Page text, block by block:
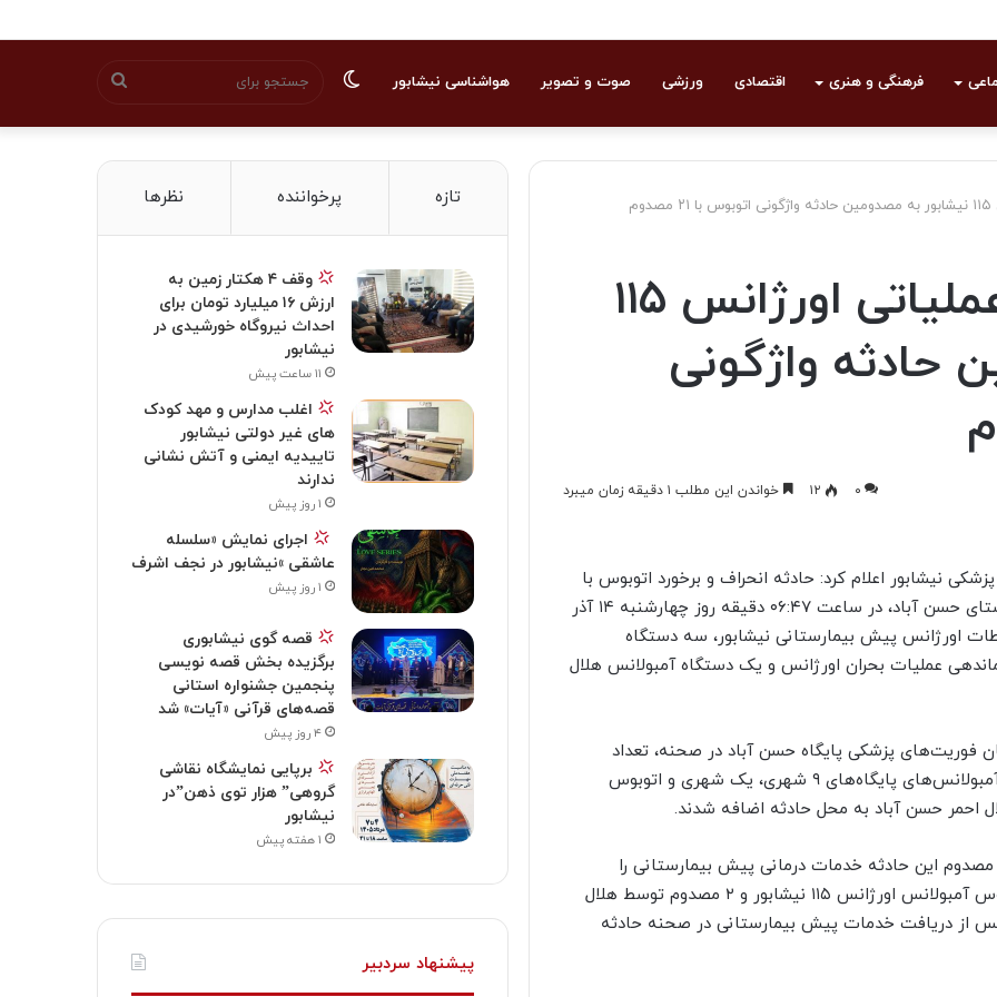
فرهنگی و هنری اقتصادی ورزشی صوت و تصویر هواشناسی نیشابور
برای
تغییر
امدادرسانی تیم عملیاتی اورژانس ۱۱۵
حادثه واژگونی
۰ ۱۲ خواندن این مطلب ۱ دقیقه زمان میبرد
نیشابور اعلام کرد: حادثه انحراف و برخورد اتوبوس با
تپه خاک در محور نیشابور به سبزوار، در محدوده روستای حسن آباد، در ساعت ۰۶:۴۷ دقیقه روز چهارشنبه ۱۴ آذر
اورژانس پیش بیمارستانی نیشابور، سه دستگاه
عملیات بحران اورژانس و یک دستگاه آمبولانس هلال
پزشکی پایگاه حسن آباد در صحنه، تعداد
مصدومان این حادثه ۲۲ نفر ارزیابی گردید. بلافاصله آمبولانس‌های پایگاه‌های ۹ شهری، یک شهری و اتوبوس
مرکز مدیریت حوادث دانشگاه گفت: تمامی ۲۲ مصدوم این حادثه خدمات درمانی پیش بیمارستانی را
دریافت نمودند. ۱۹ مصدوم توسط آمبولانس‌ها و اتوبوس آمبولانس اورژانس ۱۱۵ نیشابور و ۲ مصدوم توسط هلال
از دریافت خدمات پیش بیمارستانی در صحنه حادثه
تازه پرخواننده نظرها
وقف ۴ هکتار زمین به
ارزش ۱۶ میلیارد تومان برای
احداث نیروگاه خورشیدی در
نیشابور
۱۱ ساعت پیش
اغلب مدارس و مهد کودک
های غیر دولتی نیشابور
تاییدیه ایمنی و آتش نشانی
ندارند
۱ روز پیش
اجرای نمایش «سلسله
عاشقی »نیشابور در نجف اشرف
۱ روز پیش
قصه گوی نیشابوری
برگزیده بخش قصه نویسی
پنجمین جشنواره استانی
قصه‌های قرآنی «آیات» شد
۴ روز پیش
برپایی نمایشگاه نقاشی
گروهی” هزار توی ذهن”در
نیشابور
۱ هفته پیش
پیشنهاد سردبیر